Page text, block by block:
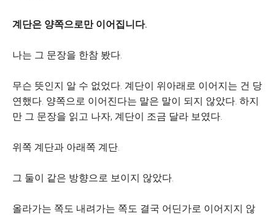
계단은 양쪽으로만 이어집니다.
나는 그 문장을 한참 봤다.
무슨 뜻인지 알 수 없었다. 계단이 위아래로 이어지는 건 당
연했다. 양쪽으로 이어진다는 말은 말이 되지 않았다. 하지
만 그 문장을 읽고 나자, 계단이 조금 달라 보였다.
위쪽 계단과 아래쪽 계단.
그 둘이 같은 방향으로 보이지 않았다.
올라가는 쪽도 내려가는 쪽도 결국 어딘가로 이어지지 않